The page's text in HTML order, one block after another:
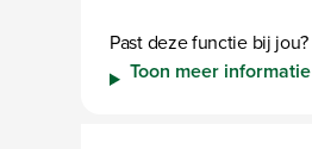
Past deze functie bij jou?
Toon meer informatie